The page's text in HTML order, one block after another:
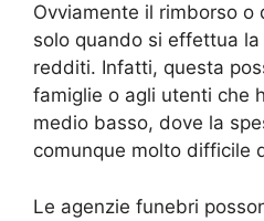
Ovviamente il rimborso o
solo quando si effettua
redditi. Infatti, questa
famiglie o agli utenti che
medio basso, dove la
comunque molto difficile
Le agenzie funebri